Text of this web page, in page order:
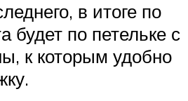
в итоге по
будет по петельке с
к которым удобно